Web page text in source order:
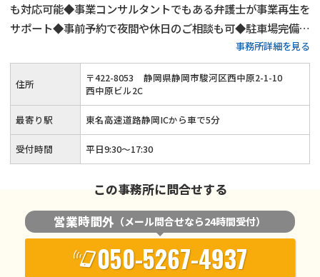
も対応可能◆事業コンサルタントでもある弁護士が事業再生を
サポート◆事前予約で夜間や休日のご相談も可◆駐車場完備
◆JR「安倍川駅」から車で7分・東名高速道路静岡ICから車で
5分
事務所詳細を見る
住所 〒422-8053
静岡県静岡市駿河区西中原2-1-10
西中原ビル2C
最寄り駅 東名高速道路静岡ICから車で5分
受付時間 平日9:30〜17:30
この事務所に問合せする
営業時間外 （メール問合せなら24時間受付）
050-5267-4937